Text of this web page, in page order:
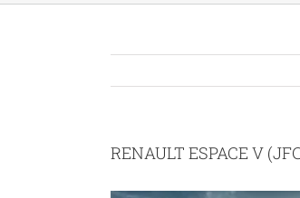
RENAULT ESPACE V